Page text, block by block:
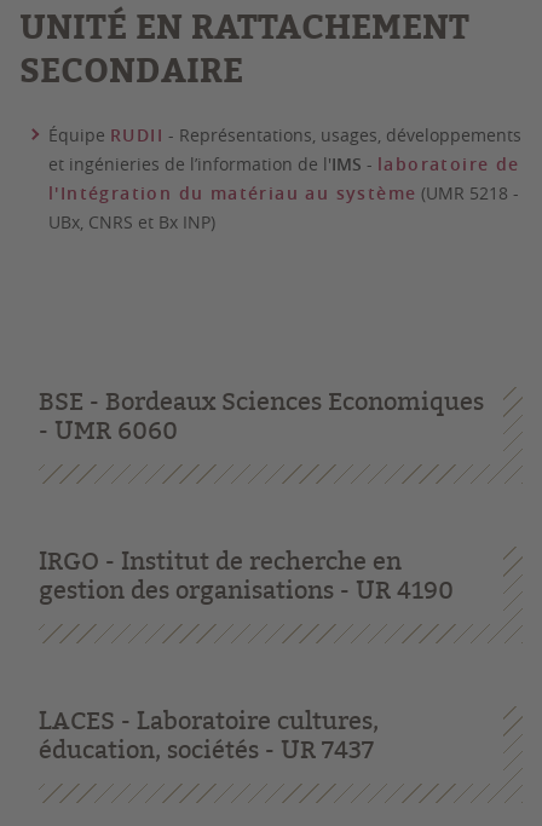
UNITÉ EN RATTACHEMENT
SECONDAIRE
Équipe RUDII - Représentations, usages, développements
et ingénieries de l’information de l'IMS - laboratoire de
l'Intégration du matériau au système (UMR 5218 -
UBx, CNRS et Bx INP)
BSE - Bordeaux Sciences Economiques
- UMR 6060
IRGO - Institut de recherche en
gestion des organisations - UR 4190
LACES - Laboratoire cultures,
éducation, sociétés - UR 7437